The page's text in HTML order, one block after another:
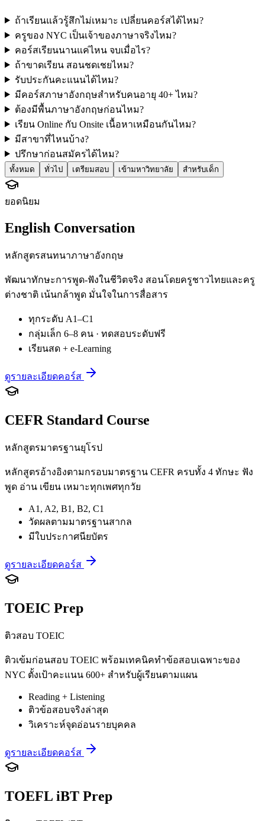
ถ้าเรียนแล้วรู้สึกไม่เหมาะ เปลี่ยนคอร์สได้ไหม?
ครูของ NYC เป็นเจ้าของภาษาจริงไหม?
คอร์สเรียนนานแค่ไหน จบเมื่อไร?
ถ้าขาดเรียน สอนชดเชยไหม?
รับประกันคะแนนได้ไหม?
มีคอร์สภาษาอังกฤษสำหรับคนอายุ 40+ ไหม?
ต้องมีพื้นภาษาอังกฤษก่อนไหม?
เรียน Online กับ Onsite เนื้อหาเหมือนกันไหม?
มีสาขาที่ไหนบ้าง?
ปรึกษาก่อนสมัครได้ไหม?
ทั้งหมด ทั่วไป เตรียมสอบ เข้ามหาวิทยาลัย สำหรับเด็ก
ยอดนิยม
English Conversation
หลักสูตรสนทนาภาษาอังกฤษ
พัฒนาทักษะการพูด-ฟังในชีวิตจริง สอนโดยครูชาวไทยและครู
ต่างชาติ เน้นกล้าพูด มั่นใจในการสื่อสาร
ทุกระดับ A1–C1
กลุ่มเล็ก 6–8 คน · ทดสอบระดับฟรี
เรียนสด + e-Learning
ดูรายละเอียดคอร์ส
CEFR Standard Course
หลักสูตรมาตรฐานยุโรป
หลักสูตรอ้างอิงตามกรอบมาตรฐาน CEFR ครบทั้ง 4 ทักษะ ฟัง
พูด อ่าน เขียน เหมาะทุกเพศทุกวัย
A1, A2, B1, B2, C1
วัดผลตามมาตรฐานสากล
มีใบประกาศนียบัตร
ดูรายละเอียดคอร์ส
TOEIC Prep
ติวสอบ TOEIC
ติวเข้มก่อนสอบ TOEIC พร้อมเทคนิคทำข้อสอบเฉพาะของ
NYC ตั้งเป้าคะแนน 600+ สำหรับผู้เรียนตามแผน
Reading + Listening
ติวข้อสอบจริงล่าสุด
วิเคราะห์จุดอ่อนรายบุคคล
ดูรายละเอียดคอร์ส
TOEFL iBT Prep